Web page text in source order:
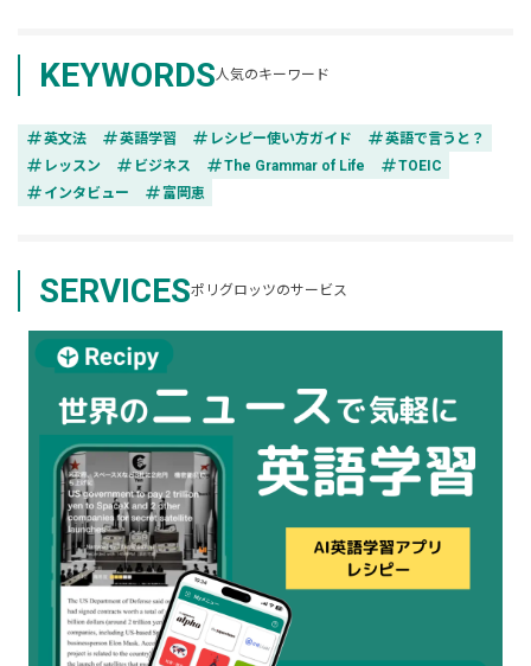
KEYWORDS人気のキーワード
tag英文法 tag英語学習 tag レシピー使い方ガイド tag英語で言うと？
tag レッスン tag ビジネス tagThe Grammar of Life tagTOEIC
tag インタビュー tag富岡恵
SERVICESポリグロッツのサービス